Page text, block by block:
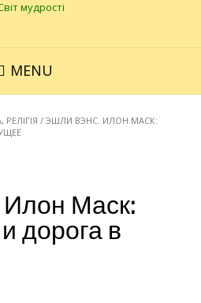
MENU
/ ЭШЛИ ВЭНС. ИЛОН МАСК:
Маск:
и дорога в